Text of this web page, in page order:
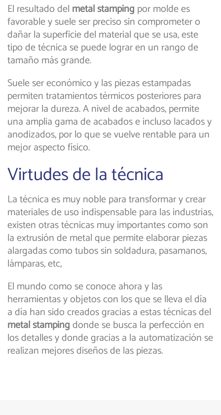
El resultado del metal stamping por molde es
favorable y suele ser preciso sin comprometer o
dañar la superficie del material que se usa, este
tipo de técnica se puede lograr en un rango de
tamaño más grande.
Suele ser económico y las piezas estampadas
permiten tratamientos térmicos posteriores para
mejorar la dureza. A nivel de acabados, permite
una amplia gama de acabados e incluso lacados y
anodizados, por lo que se vuelve rentable para un
mejor aspecto físico.
Virtudes de la técnica
La técnica es muy noble para transformar y crear
materiales de uso indispensable para las industrias,
existen otras técnicas muy importantes como son
la extrusión de metal que permite elaborar piezas
alargadas como tubos sin soldadura, pasamanos,
lámparas, etc,
El mundo como se conoce ahora y las
herramientas y objetos con los que se lleva el día
a día han sido creados gracias a estas técnicas del
metal stampingdonde se busca la perfección en
los detalles y donde gracias a la automatización se
realizan mejores diseños de las piezas.